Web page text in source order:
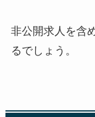
非公開求人を含
るでしょう。